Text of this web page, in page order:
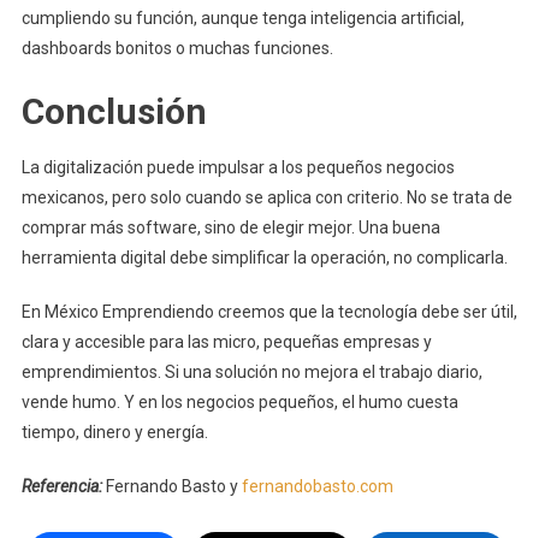
cumpliendo su función, aunque tenga inteligencia artificial,
dashboards bonitos o muchas funciones.
Conclusión
La digitalización puede impulsar a los pequeños negocios
mexicanos, pero solo cuando se aplica con criterio. No se trata de
comprar más software, sino de elegir mejor. Una buena
herramienta digital debe simplificar la operación, no complicarla.
En México Emprendiendo creemos que la tecnología debe ser útil,
clara y accesible para las micro, pequeñas empresas y
emprendimientos. Si una solución no mejora el trabajo diario,
vende humo. Y en los negocios pequeños, el humo cuesta
tiempo, dinero y energía.
Referencia:Fernando Basto yfernandobasto.com